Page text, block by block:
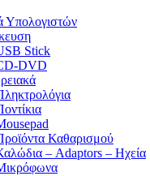
Υπολογιστών
Stick
DVD
Καθαρισμού
– Adaptors – Ηχεία